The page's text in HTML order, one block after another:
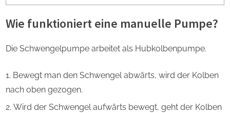
Wie funktioniert eine manuelle Pumpe?
Die Schwengelpumpe arbeitet als Hubkolbenpumpe.
Bewegt man den Schwengel abwärts, wird der Kolben
nach oben gezogen.
Wird der Schwengel aufwärts bewegt, geht der Kolben